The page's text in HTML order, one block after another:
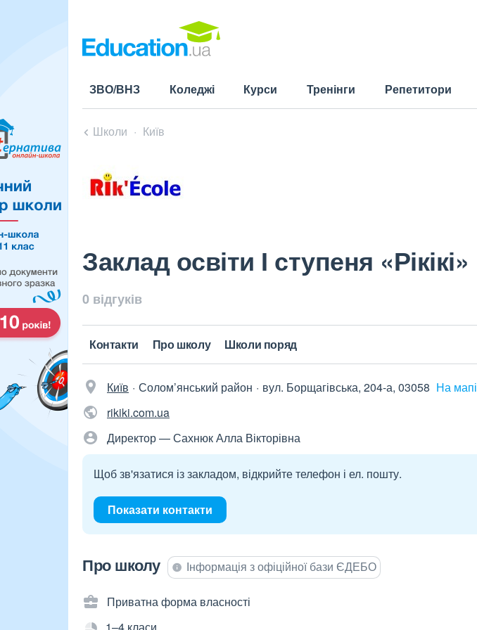
ЗВО/ВНЗ Коледжі Курси Тренінги Репетитори
Школи Київ
Заклад освіти І ступеня «Рікікі»
0 відгуків
Контакти Про школу Школи поряд
Київ Солом’янський район вул. Борщагівська, 204-а, 03058 На мапі
rikiki.com.ua
Директор — Сахнюк Алла Вікторівна
Щоб зв'язатися із закладом, відкрийте телефон і ел. пошту.
Показати контакти
Про школу Інформація з офіційної бази ЄДЕБО
Приватна форма власності